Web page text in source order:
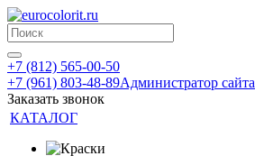
+7 (812) 565-00-50
+7 (961) 803-48-89Администратор сайта
Заказать звонок
КАТАЛОГ